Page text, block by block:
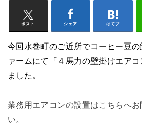
ポスト シェア はてブ
今回水巻町のご近所でコーヒー豆
ァームにて「４馬力の壁掛けエア
ました。
業務用エアコンの設置はこちらへお
い。